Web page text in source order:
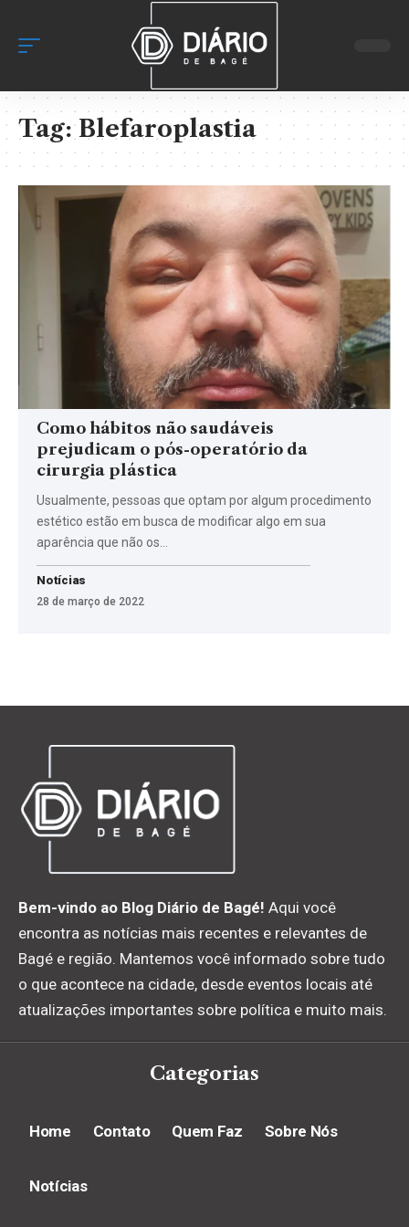
Tag:Blefaroplastia
Como hábitos não saudáveis
prejudicam o pós-operatório da
cirurgia plástica
Usualmente, pessoas que optam por algum procedimento
estético estão em busca de modificar algo em sua
aparência que não os…
Notícias
28 de março de 2022
Bem-vindo ao Blog Diário de Bagé! Aqui você
encontra as notícias mais recentes e relevantes de
Bagé e região. Mantemos você informado sobre tudo
o que acontece na cidade, desde eventos locais até
atualizações importantes sobre política e muito mais.
Categorias
Home Contato Quem Faz Sobre Nós
Notícias